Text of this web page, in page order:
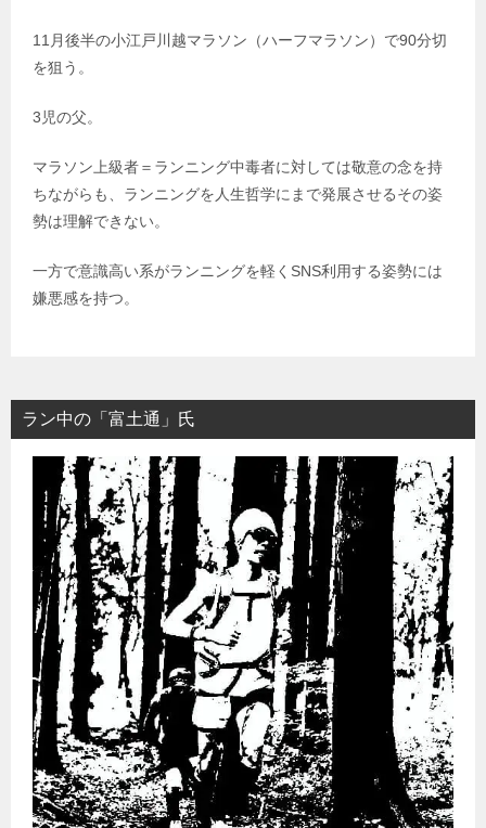
11月後半の小江戸川越マラソン（ハーフマラソン）で90分切
を狙う。
3児の父。
マラソン上級者＝ランニング中毒者に対しては敬意の念を持
ちながらも、ランニングを人生哲学にまで発展させるその姿
勢は理解できない。
一方で意識高い系がランニングを軽くSNS利用する姿勢には
嫌悪感を持つ。
ラン中の「富土通」氏